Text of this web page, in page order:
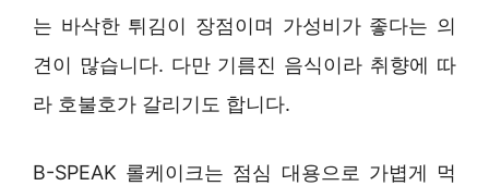
는 바삭한 튀김이 장점이며 가성비가 좋다는 의
견이 많습니다. 다만 기름진 음식이라 취향에 따
라 호불호가 갈리기도 합니다.
B-SPEAK 롤케이크는 점심 대용으로 가볍게 먹